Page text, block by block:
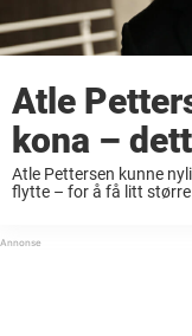
Atle
kona –
Atle Pettersen kunne
flytte – for å få litt større